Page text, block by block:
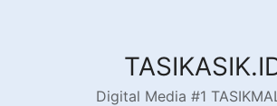
Digital Media #1